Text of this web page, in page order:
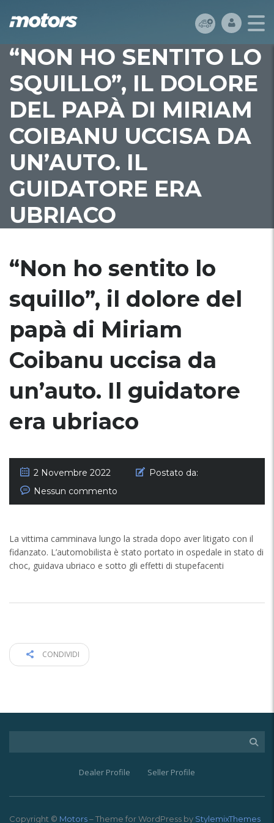
“NON HO SENTITO LO
SQUILLO”, IL DOLORE
DEL PAPÀ DI MIRIAM
COIBANU UCCISA DA
UN’AUTO. IL
GUIDATORE ERA
UBRIACO
“Non ho sentito lo
squillo”, il dolore del
papà di Miriam
Coibanu uccisa da
un’auto. Il guidatore
era ubriaco
2 Novembre 2022
Postato da:
Nessun commento
La vittima camminava lungo la strada dopo aver litigato con il
fidanzato. L’automobilista è stato portato in ospedale in stato di
choc, guidava ubriaco e sotto gli effetti di stupefacenti
CONDIVIDI
Dealer Profile Seller Profile
Copyright © Motors– Theme for WordPress by StylemixThemes